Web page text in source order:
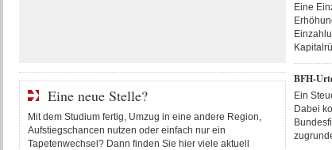
Eine
BFH-
Ein
Dabei
Eine neue Stelle?
Mit dem Studium fertig, Umzug in eine andere Region,
Aufstiegschancen nutzen oder einfach nur ein
Tapetenwechsel? Dann finden Sie hier viele aktuell